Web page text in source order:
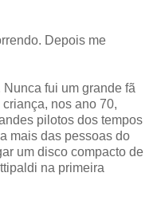
Depois me
fui um grande fã
nos ano 70,
pilotos dos tempos
mais das pessoas do
um disco compacto de
na primeira